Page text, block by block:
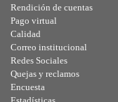
Rendición de cuentas
Pago virtual
Calidad
Correo institucional
Redes Sociales
Quejas y reclamos
Encuesta